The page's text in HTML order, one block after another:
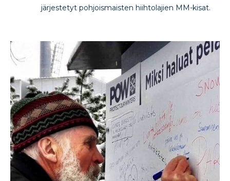
järjestetyt pohjoismaisten hiihtolajien MM-kisat.